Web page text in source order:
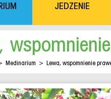
JEDZENIE
Medinarium > Lewa, wspomnienie